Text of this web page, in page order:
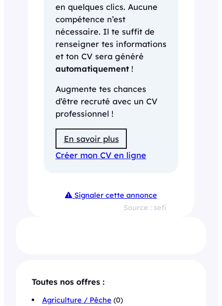
en quelques clics. Aucune
compétence n’est
nécessaire. Il te suffit de
renseigner tes informations
et ton CV sera généré
automatiquement!
Augmente tes chances
d’être recruté avec un CV
professionnel !
En savoir plus
Créer mon CV en ligne
Signaler cette annonce
Source : sefi
Toutes nos offres :
Agriculture / Pêche (0)